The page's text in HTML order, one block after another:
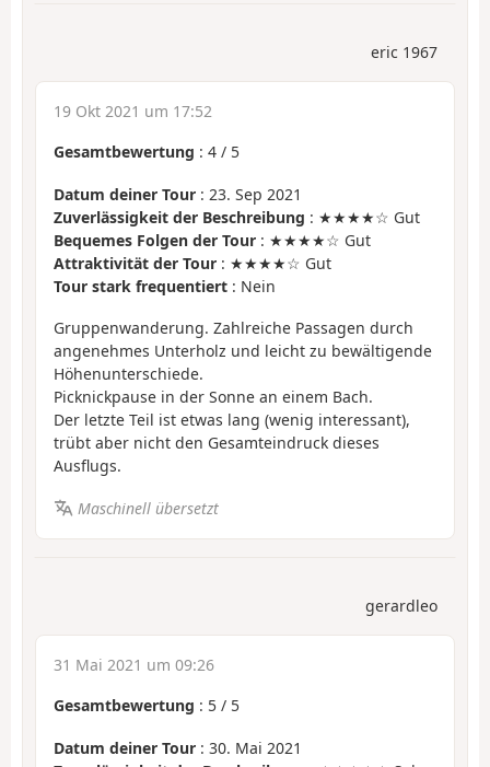
eric 1967
19 Okt 2021 um 17:52
Gesamtbewertung : 4 / 5
Datum deiner Tour : 23. Sep 2021
Zuverlässigkeit der Beschreibung : ★★★★☆ Gut
Bequemes Folgen der Tour : ★★★★☆ Gut
Attraktivität der Tour : ★★★★☆ Gut
Tour stark frequentiert : Nein
Gruppenwanderung. Zahlreiche Passagen durch
angenehmes Unterholz und leicht zu bewältigende
Höhenunterschiede.
Picknickpause in der Sonne an einem Bach.
Der letzte Teil ist etwas lang (wenig interessant),
trübt aber nicht den Gesamteindruck dieses
Ausflugs.
Maschinell übersetzt
gerardleo
31 Mai 2021 um 09:26
Gesamtbewertung : 5 / 5
Datum deiner Tour : 30. Mai 2021